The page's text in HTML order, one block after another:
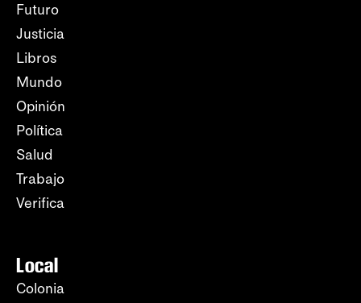
Futuro
Justicia
Libros
Mundo
Opinión
Política
Salud
Trabajo
Verifica
Local
Colonia